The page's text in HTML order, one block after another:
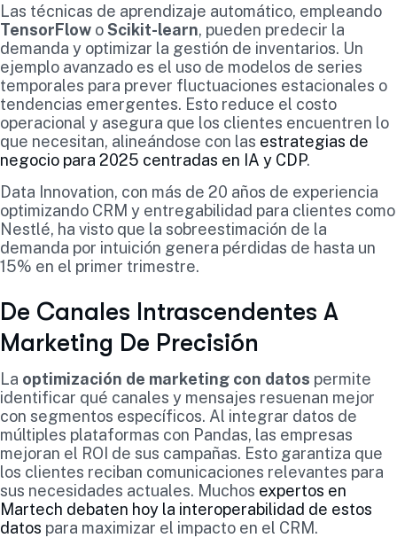
Las técnicas de aprendizaje automático, empleando
TensorFlow oScikit-learn, pueden predecir la
demanda y optimizar la gestión de inventarios. Un
ejemplo avanzado es el uso de modelos de series
temporales para prever fluctuaciones estacionales o
tendencias emergentes. Esto reduce el costo
operacional y asegura que los clientes encuentren lo
que necesitan, alineándose con las estrategias de
negocio para 2025 centradas en IA y CDP.
Data Innovation, con más de 20 años de experiencia
optimizando CRM y entregabilidad para clientes como
Nestlé, ha visto que la sobreestimación de la
demanda por intuición genera pérdidas de hasta un
15% en el primer trimestre.
De Canales Intrascendentes A
Marketing De Precisión
La optimización de marketing con datos permite
identificar qué canales y mensajes resuenan mejor
con segmentos específicos. Al integrar datos de
múltiples plataformas con Pandas, las empresas
mejoran el ROI de sus campañas. Esto garantiza que
los clientes reciban comunicaciones relevantes para
sus necesidades actuales. Muchos expertos en
Martech debaten hoy la interoperabilidad de estos
datos para maximizar el impacto en el CRM.